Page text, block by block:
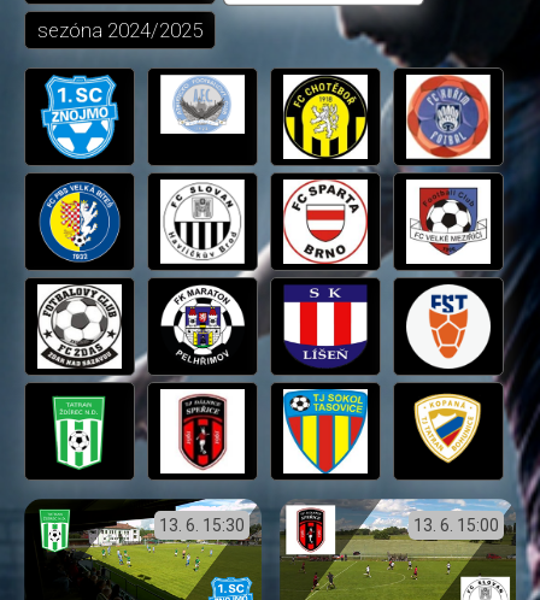
sezóna 2024/2025
13. 6. 15:30 13. 6. 15:00